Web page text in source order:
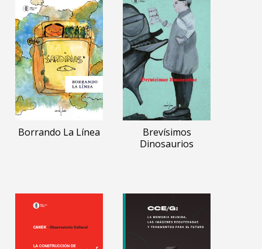
Borrando La Línea
Brevísimos
Dinosaurios